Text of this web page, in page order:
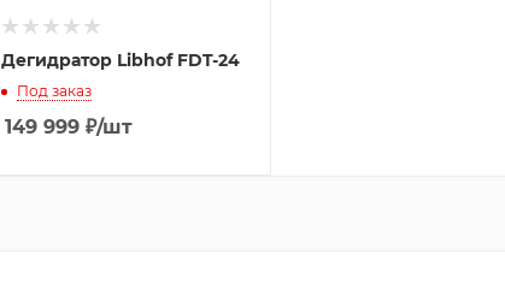
Дегидратор Libhof FDT-24
Под заказ
149 999 ₽/шт